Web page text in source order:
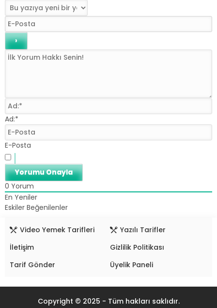
Ad:*
E-Posta
0 Yorum
En Yeniler
Eskiler Beğenilenler
Video Yemek Tarifleri
Yazılı Tarifler
İletişim
Gizlilik Politikası
Tarif Gönder
Üyelik Paneli
Copyright © 2025 - Tüm hakları saklıdır.